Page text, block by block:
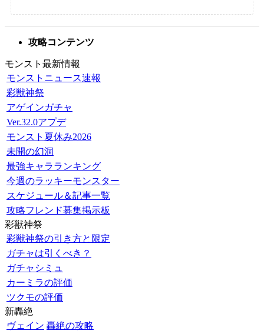
攻略コンテンツ
モンスト最新情報
モンストニュース速報
彩獣神祭
アゲインガチャ
Ver.32.0アプデ
モンスト夏休み2026
未開の幻洞
最強キャラランキング
今週のラッキーモンスター
スケジュール＆記事一覧
攻略フレンド募集掲示板
彩獣神祭
彩獣神祭の引き方と限定
ガチャは引くべき？
ガチャシミュ
カーミラの評価
ツクモの評価
新轟絶
ヴェイン 轟絶の攻略